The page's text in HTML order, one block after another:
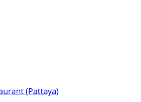
(Pattaya)